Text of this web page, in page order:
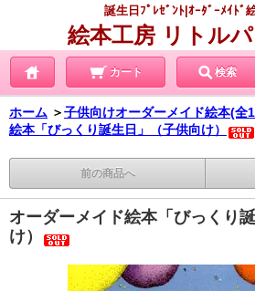
誕生日ﾌﾟﾚｾﾞﾝﾄ|ｵｰﾀﾞｰﾒｲﾄﾞ
絵本工房 リトル
カート 検索
ホーム ＞子供向けオーダーメイド絵本(全
絵本「びっくり誕生日」（子供向け）
前の商品へ
オーダーメイド絵本「びっくり
け）